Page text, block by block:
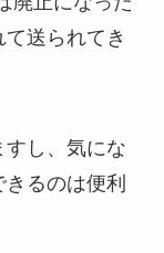
送られてき
し、気にな
るのは便利